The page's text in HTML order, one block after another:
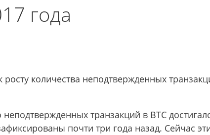
года
росту количества неподтвержденных
неподтвержденных транзакций в BTC
почти три года назад. Сейчас